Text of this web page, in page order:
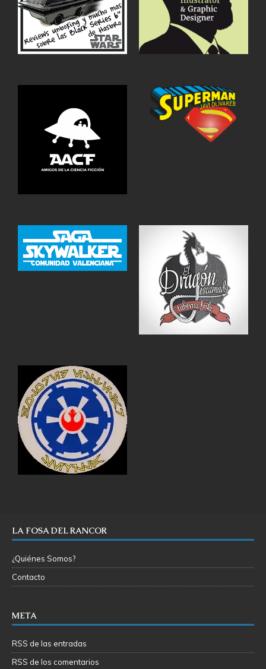
LA FOSA DEL RANCOR
¿Quiénes Somos?
Contacto
META
RSS de las entradas
RSS de los comentarios